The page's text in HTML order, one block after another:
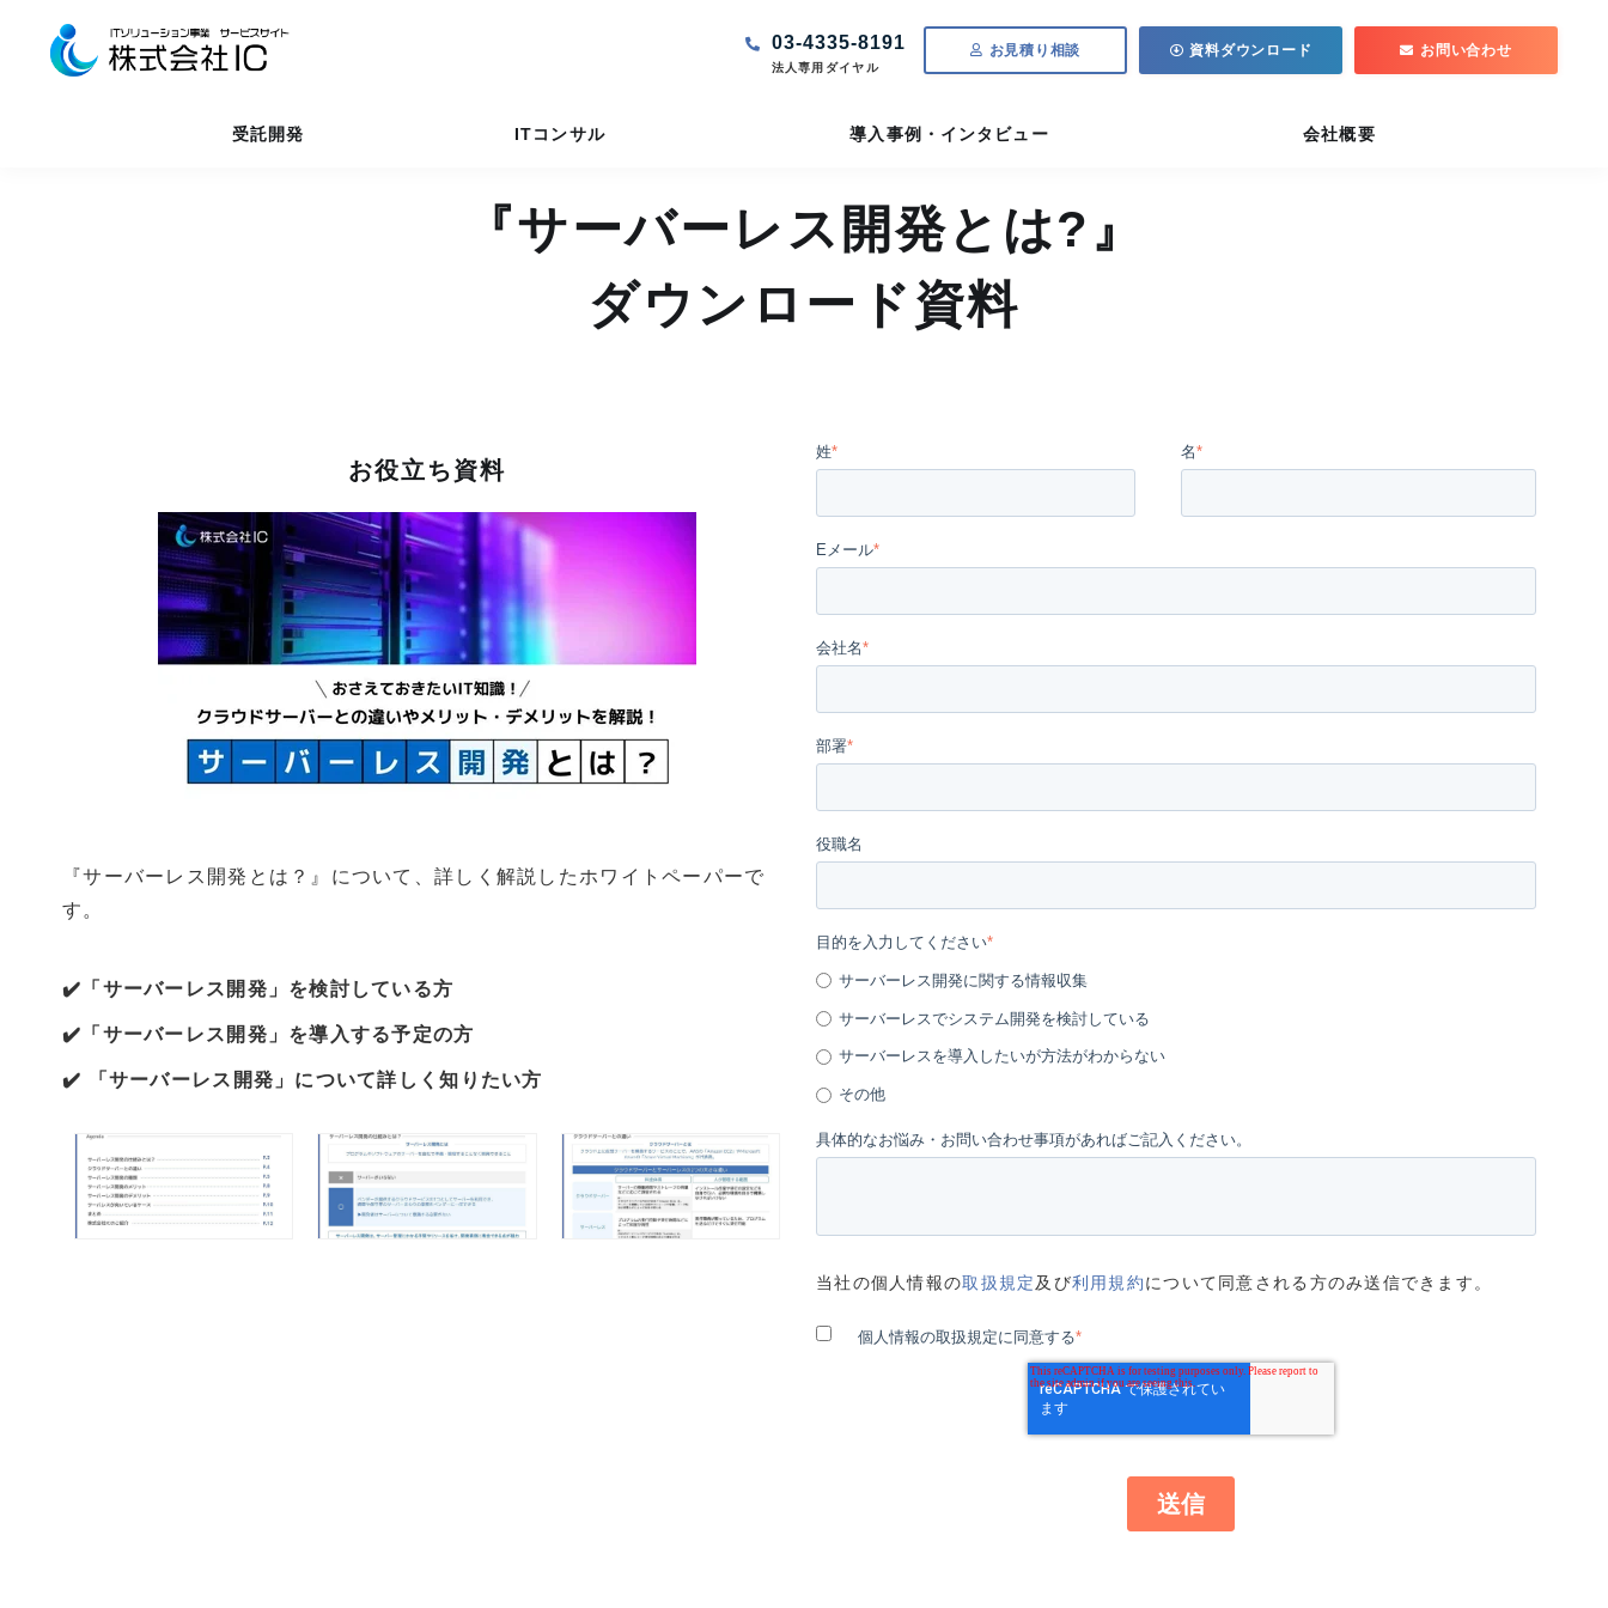
03-4335-8191
法人専用ダイヤル
お見積り相談 資料ダウンロード お問い合わせ
受託開発 ITコンサル 導入事例・インタビュー 会社概要
『サーバーレス開発とは?』
ダウンロード資料
お役立ち資料
『サーバーレス開発とは？ 』について、詳しく解説したホワイトペーパーで
す。
✔️「サーバーレス開発」を検討している方
✔️「サーバーレス開発」を導入する予定の方
✔️ 「サーバーレス開発」について詳しく知りたい方
姓* 名*
Eメール*
会社名*
部署*
役職名
目的を入力してください*
サーバーレス開発に関する情報収集
サーバーレスでシステム開発を検討している
サーバーレスを導入したいが方法がわからない
その他
具体的なお悩み・お問い合わせ事項があればご記入ください。
当社の個人情報の取扱規定及び利用規約について同意される方のみ送信できます。
個人情報の取扱規定に同意する*